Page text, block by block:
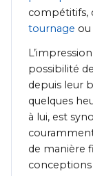
compétitifs,
tournage ou
possibilité
depuis leur
quelques
à lui, est
de manière